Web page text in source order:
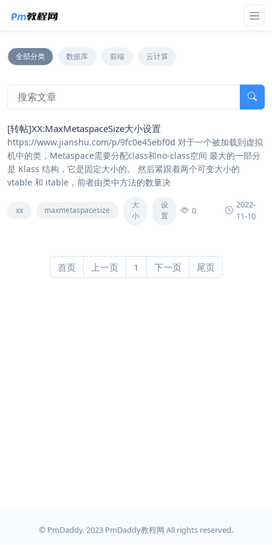
全部分类 数据库 前端 云计算
[转帖]XX:MaxMetaspaceSize大小设置
https://www.jianshu.com/p/9fc0e45ebf0d 对于一个被加载到虚拟
机中的类，Metaspace需要分配class和no-class空间 最大的一部分
是 Klass 结构，它是固定大小的。 然后紧跟着两个可变大小的
vtable 和 itable，前者由类中方法的数量决
xx maxmetaspacesize
大
小
设
置
0
2022-
11-10
首页 上一页 1 下一页 尾页
© PmDaddy. 2023 PmDaddy教程网 All rights reserved.